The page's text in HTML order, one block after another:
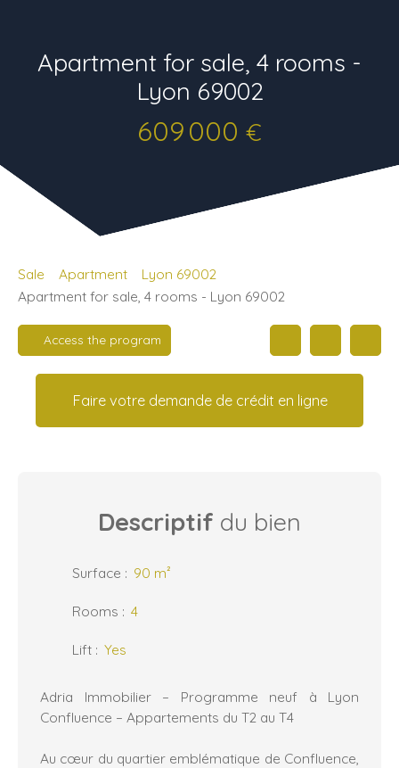
Apartment for sale, 4 rooms -
Lyon 69002
609 000 €
Sale Apartment
Lyon 69002
Apartment for sale, 4 rooms - Lyon 69002
Access the program
Faire votre demande de crédit en ligne
Descriptif du bien
Surface : 90 m²
Rooms : 4
Lift : Yes
Adria Immobilier – Programme neuf à Lyon
Confluence – Appartements du T2 au T4
Au cœur du quartier emblématique de Confluence,